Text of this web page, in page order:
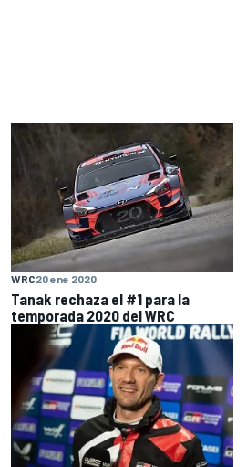
WRC20 ene 2020
Tanak rechaza el #1 para la
temporada 2020 del WRC